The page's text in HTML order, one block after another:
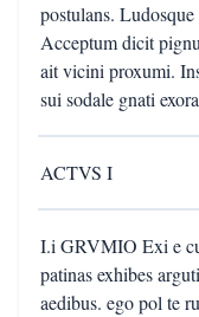
postulans.
Acceptum dicit
ait vicini proxumi.
sui sodale gnati
ACTVS I
I.i GRVMIO Exi e
patinas exhibes
aedibus. ego pol te